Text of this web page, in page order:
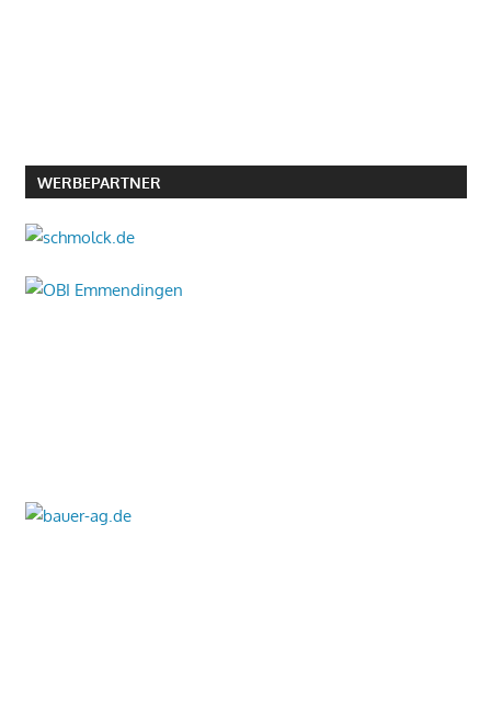
WERBEPARTNER